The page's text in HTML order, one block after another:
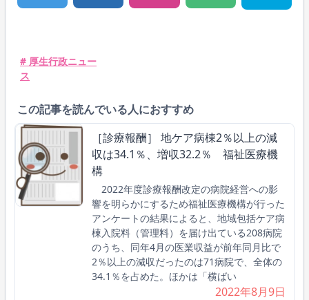
# 厚生行政ニュー
ス
この記事を読んでいる人におすすめ
［診療報酬］ 地ケア病棟2％以上の減
収は34.1％、増収32.2％ 福祉医療機
構
2022年度診療報酬改定の病院経営への影
響を明らかにするため福祉医療機構が行った
アンケートの結果によると、地域包括ケア病
棟入院料（管理料）を届け出ている208病院
のうち、同年4月の医業収益が前年同月比で
2％以上の減収だったのは71病院で、全体の
34.1％を占めた。ほかは「横ばい
2022年8月9日